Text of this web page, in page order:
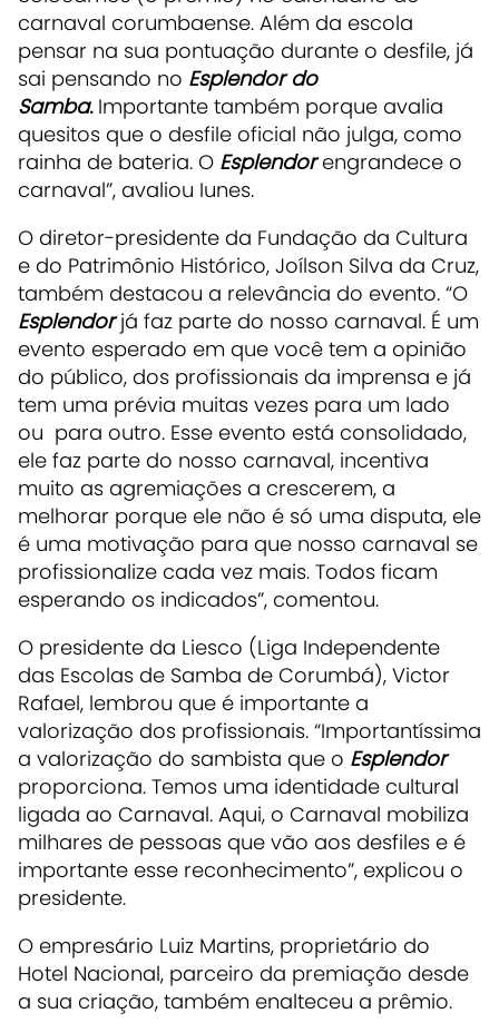
carnaval corumbaense. Além da escola
pensar na sua pontuação durante o desfile, já
sai pensando no Esplendor do
Samba. Importante também porque avalia
quesitos que o desfile oficial não julga, como
rainha de bateria. O Esplendorengrandece o
carnaval”, avaliou Iunes.
O diretor-presidente da Fundação da Cultura
e do Patrimônio Histórico, Joílson Silva da Cruz,
também destacou a relevância do evento. “O
Esplendorjá faz parte do nosso carnaval. É um
evento esperado em que você tem a opinião
do público, dos profissionais da imprensa e já
tem uma prévia muitas vezes para um lado
ou para outro. Esse evento está consolidado,
ele faz parte do nosso carnaval, incentiva
muito as agremiações a crescerem, a
melhorar porque ele não é só uma disputa, ele
é uma motivação para que nosso carnaval se
profissionalize cada vez mais. Todos ficam
esperando os indicados”, comentou.
O presidente da Liesco (Liga Independente
das Escolas de Samba de Corumbá), Victor
Rafael, lembrou que é importante a
valorização dos profissionais. “Importantíssima
a valorização do sambista que o Esplendor
proporciona. Temos uma identidade cultural
ligada ao Carnaval. Aqui, o Carnaval mobiliza
milhares de pessoas que vão aos desfiles e é
importante esse reconhecimento”, explicou o
presidente.
O empresário Luiz Martins, proprietário do
Hotel Nacional, parceiro da premiação desde
a sua criação, também enalteceu a prêmio.